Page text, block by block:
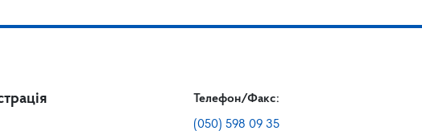
Телефон/Факс:
(050) 598 09 35